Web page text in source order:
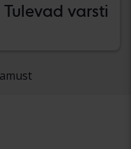
Tulevad varsti